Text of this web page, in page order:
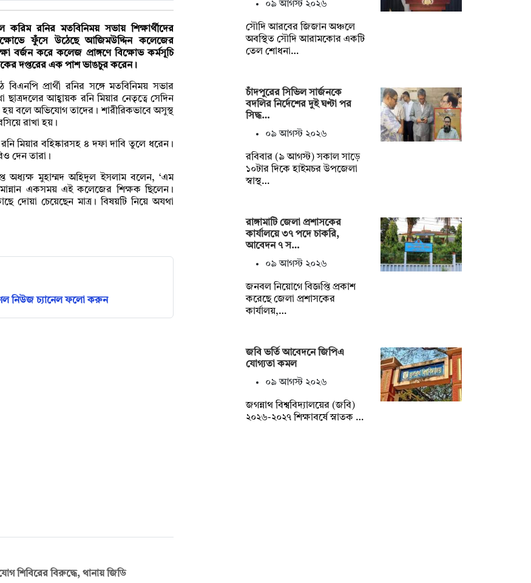
রনির মতবিনিময় সভায় শিক্ষার্থীদের
ফুঁসে উঠেছে আজিমউদ্দিন কলেজের
বর্জন করে কলেজ প্রাঙ্গণে বিক্ষোভ কর্মসূচি
দপ্তরের এক পাশ ভাঙচুর করেন।
প্রার্থী রনির সঙ্গে মতবিনিময় সভার
আহ্বায়ক রনি মিয়ার নেতৃত্বে সেদিন
হয় বলে অভিযোগ তাদের। শারীরিকভাবে অসুস্থ
রাখা হয়।
মিয়ার বহিষ্কারসহ ৪ দফা দাবি তুলে ধরেন।
দেন তারা।
অধ্যক্ষ মুহাম্মদ অহিদুল ইসলাম বলেন, ‘এম
একসময় এই কলেজের শিক্ষক ছিলেন।
দোয়া চেয়েছেন মাত্র। বিষয়টি নিয়ে অযথা
নিউজ চ্যানেল ফলো করুন
শিবিরের বিরুদ্ধে, থানায় জিডি
০৯ আগস্ট ২০২৬
সৌদি আরবের জিজান অঞ্চলে
অবস্থিত সৌদি আরামকোর একটি
তেল শোধনা…
চাঁদপুরের সিভিল সার্জনকে
বদলির নির্দেশের দুই ঘণ্টা পর
সিদ্ধ…
০৯ আগস্ট ২০২৬
রবিবার (৯ আগস্ট) সকাল সাড়ে
১০টার দিকে হাইমচর উপজেলা
স্বাস্থ…
রাঙ্গামাটি জেলা প্রশাসকের
কার্যালয়ে ৩৭ পদে চাকরি,
আবেদন ৭ স…
০৯ আগস্ট ২০২৬
জনবল নিয়োগে বিজ্ঞপ্তি প্রকাশ
করেছে জেলা প্রশাসকের
কার্যালয়,…
জবি ভর্তি আবেদনে জিপিএ
যোগ্যতা কমল
০৯ আগস্ট ২০২৬
জগন্নাথ বিশ্ববিদ্যালয়ের (জবি)
২০২৬-২০২৭ শিক্ষাবর্ষে স্নাতক …